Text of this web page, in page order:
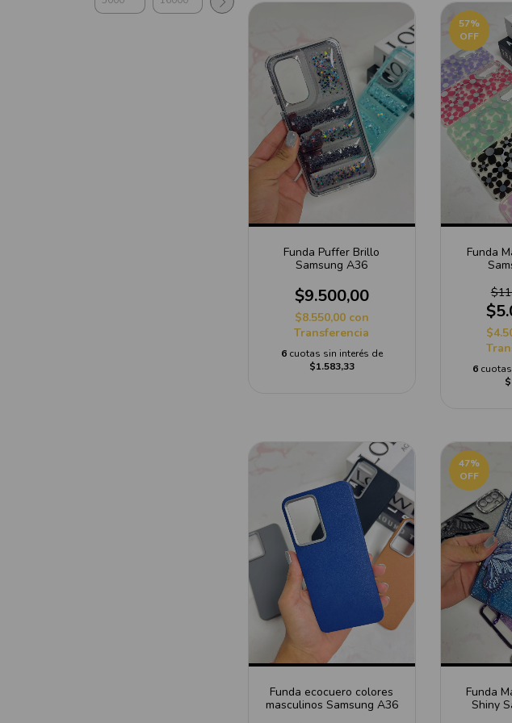
Funda Puffer Brillo
Samsung A36
$9.500,00
$8.550,00 con
Transferencia
6 cuotas sin interés de
$1.583,33
57%
OFF
Funda
6
Funda ecocuero colores
masculinos Samsung A36
47%
OFF
Funda
Shiny